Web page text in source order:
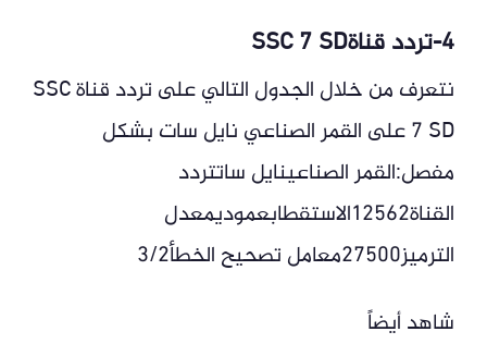
4-تردد قناةSSC 7 SD
نتعرف من خلال الجدول التالي على تردد قناة SSC
7 SD على القمر الصناعي نايل سات بشكل
مفصل:القمر الصناعينايل ساتتردد
القناة12562الاستقطابعموديمعدل
الترميز27500معامل تصحيح الخطأ3/2
شاهد أيضاً